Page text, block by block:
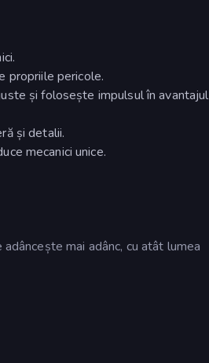
propriile pericole.
și folosește impulsul în avantajul
și detalii.
mecanici unice.
mai adânc, cu atât lumea